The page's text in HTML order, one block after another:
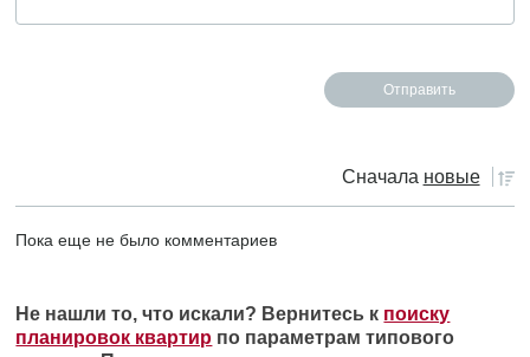
Сначала новые
Пока еще не было комментариев
Не нашли то, что искали? Вернитесь к поиску
планировок квартир по параметрам типового